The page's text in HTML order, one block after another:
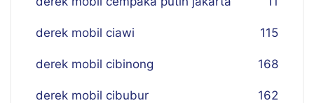
derek mobil ciawi 115
derek mobil cibinong 168
derek mobil cibubur 162